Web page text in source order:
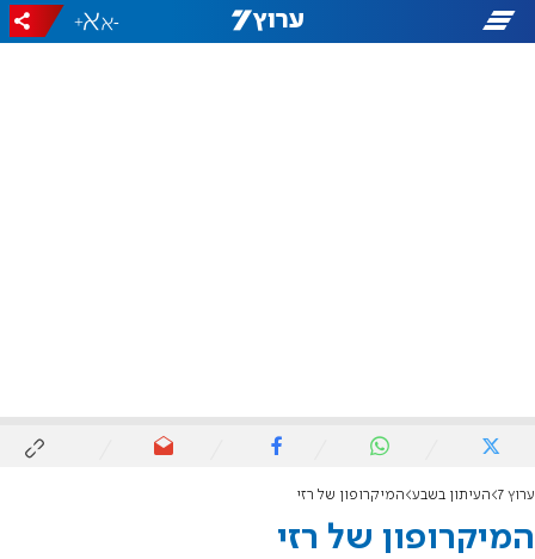
-
+
ערוץ 7 העיתון בשבע המיקרופון של רזי
המיקרופון של רזי